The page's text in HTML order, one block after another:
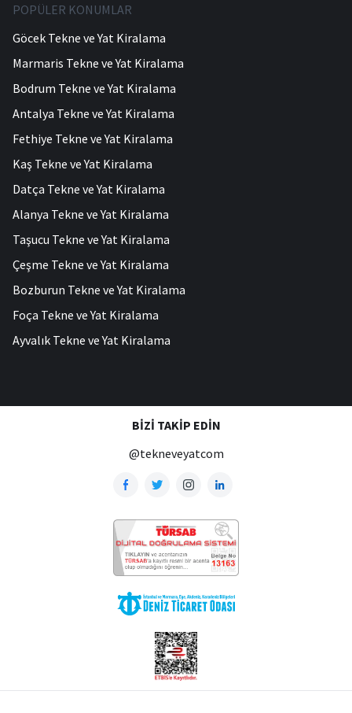
POPÜLER KONUMLAR
Göcek Tekne ve Yat Kiralama
Marmaris Tekne ve Yat Kiralama
Bodrum Tekne ve Yat Kiralama
Antalya Tekne ve Yat Kiralama
Fethiye Tekne ve Yat Kiralama
Kaş Tekne ve Yat Kiralama
Datça Tekne ve Yat Kiralama
Alanya Tekne ve Yat Kiralama
Taşucu Tekne ve Yat Kiralama
Çeşme Tekne ve Yat Kiralama
Bozburun Tekne ve Yat Kiralama
Foça Tekne ve Yat Kiralama
Ayvalık Tekne ve Yat Kiralama
BIZI TAKIP EDIN
@tekneveyatcom